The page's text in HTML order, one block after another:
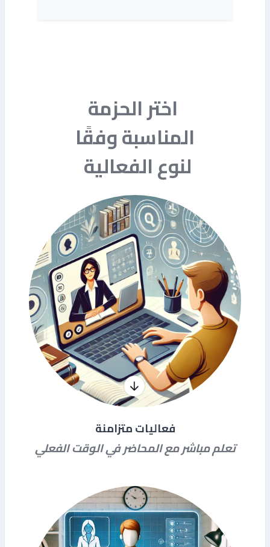
اختر الحزمة
المناسبة وفقًا
لنوع الفعالية
فعاليات متزامنة
تعلم مباشر مع المحاضر في الوقت الفعلي